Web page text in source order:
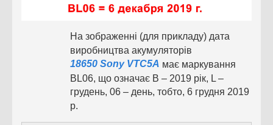
На зображенні (для прикладу) дата
виробництва акумуляторів
18650 Sony VTC5A має маркування
BL06, що означає B – 2019 рік, L –
грудень, 06 – день, тобто, 6 грудня 2019
р.